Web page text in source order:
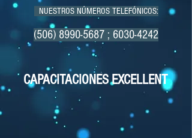
NUESTROS NÚMEROS TELEFÓNICOS:
(506) 8990-5687 ; 6030-4242
CAPACITACIONES EXCELLENT